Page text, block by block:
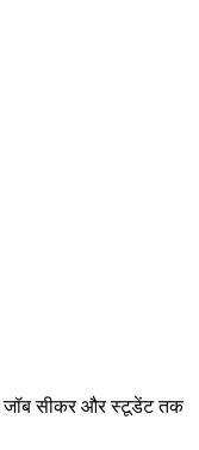
जॉब सीकर और स्टूडेंट तक